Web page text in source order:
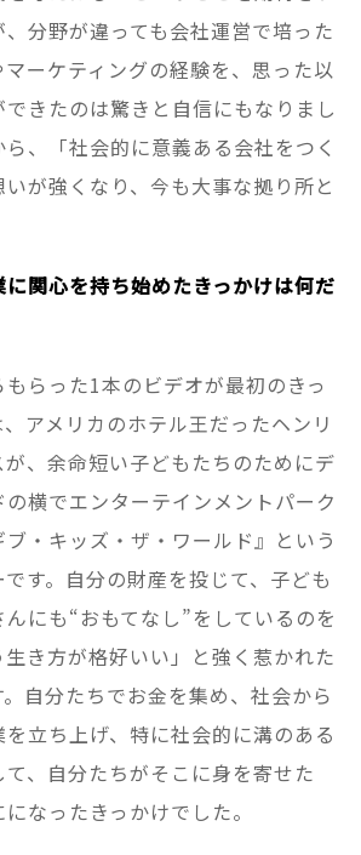
分野が違っても会社運営で培った
ーケティングの経験を、思った以
きたのは驚きと自信にもなりまし
、「社会的に意義ある会社をつく
が強くなり、今も大事な拠り所と
関心を持ち始めたきっかけは何だ
もらった1本のビデオが最初のきっ
アメリカのホテル王だったヘンリ
、余命短い子どもたちのためにデ
横でエンターテインメントパーク
・キッズ・ザ・ワールド』という
す。自分の財産を投じて、子ども
にも“おもてなし”をしているのを
き方が格好いい」と強く惹かれた
自分たちでお金を集め、社会から
立ち上げ、特に社会的に溝のある
、自分たちがそこに身を寄せた
なったきっかけでした。